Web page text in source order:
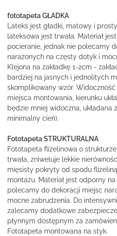
fototapeta GŁADKA
Lateks jest gładki, matowy i
lateksowa jest trwała. Materiał
pocieranie, jednak nie polecamy
narażonych na częsty dotyk i
Klejona na zakładkę 1-2cm -
bardziej na jasnych i jednolitych
skomplikowany wzór. Widoczność
miejsca montowania, kierunku
będzie mniej widoczna, układana
minimalny cień).
Fototapeta STRUKTURALNA
Fototapeta flizelinowa o
trwała, zniweluje lekkie
mięsisty pokryty od spodu
montażu. Materiał jest odporny
polecamy do dekoracji miejsc
mocne zabrudzenia. Do
zalecamy dodatkowe
płynnym dostępnym za
Fototapeta montowana na styk.